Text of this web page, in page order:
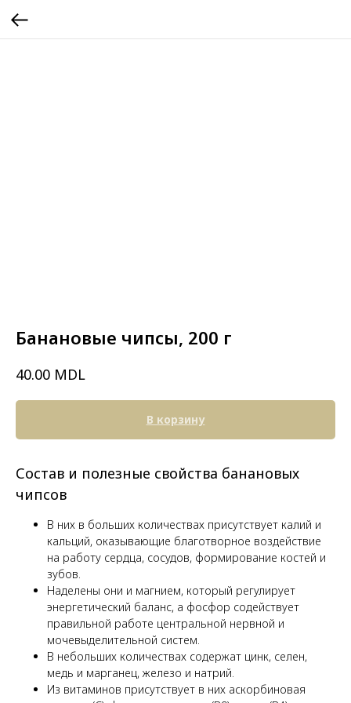
Банановые чипсы, 200 г
40.00 MDL
В корзину
Состав и полезные свойства банановых
чипсов
В них в больших количествах присутствует калий и
кальций, оказывающие благотворное воздействие
на работу сердца, сосудов, формирование костей и
зубов.
Наделены они и магнием, который регулирует
энергетический баланс, а фосфор содействует
правильной работе центральной нервной и
мочевыделительной систем.
В небольших количествах содержат цинк, селен,
медь и марганец, железо и натрий.
Из витаминов присутствует в них аскорбиновая